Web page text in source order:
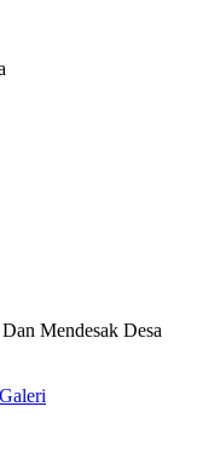
BANGLI
KEMENKUMHAM
TAHAP I KEPADA
2021”
Mendesak Desa
Galeri